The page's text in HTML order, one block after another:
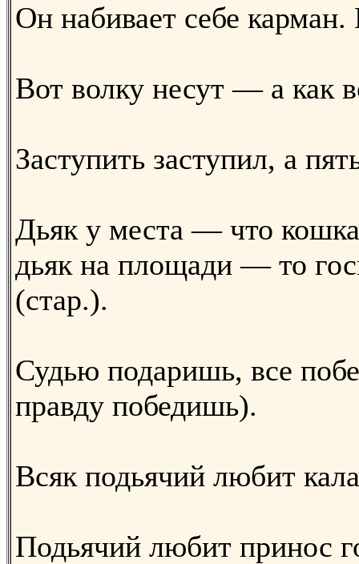
Он набивает себе
Вот волку несут — а как
Заступить заступил, а
Дьяк у места — что кошка
дьяк на площади — то
(стар.).
Судью подаришь, все
правду победишь).
Всяк подьячий любит
Подьячий любит принос